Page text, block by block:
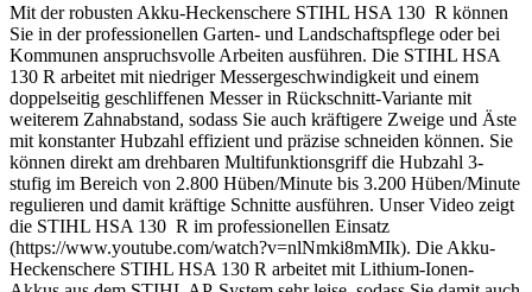
Mit der robusten Akku-Heckenschere STIHL HSA 130 R können
Sie in der professionellen Garten- und Landschaftspflege oder bei
Kommunen anspruchsvolle Arbeiten ausführen. Die STIHL HSA
130 R arbeitet mit niedriger Messergeschwindigkeit und einem
doppelseitig geschliffenen Messer in Rückschnitt-Variante mit
weiterem Zahnabstand, sodass Sie auch kräftigere Zweige und Äste
mit konstanter Hubzahl effizient und präzise schneiden können. Sie
können direkt am drehbaren Multifunktionsgriff die Hubzahl 3-
stufig im Bereich von 2.800 Hüben/Minute bis 3.200 Hüben/Minute
regulieren und damit kräftige Schnitte ausführen. Unser Video zeigt
die STIHL HSA 130 R im professionellen Einsatz
(https://www.youtube.com/watch?v=nlNmki8mMIk). Die Akku-
Heckenschere STIHL HSA 130 R arbeitet mit Lithium-Ionen-